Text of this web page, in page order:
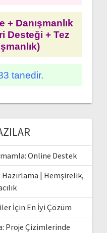
+ Danışmanlık
Desteği + Tez
tanedir.
Online Destek
Hazırlama | Hemşirelik,
İçin En İyi Çözüm
Proje Çizimlerinde